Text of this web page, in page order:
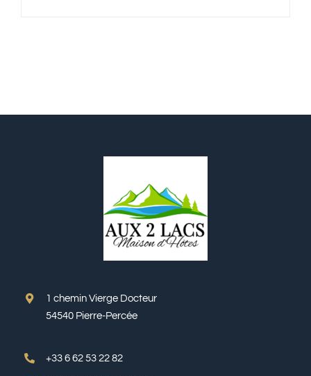
1 chemin Vierge Docteur
54540 Pierre-Percée
+33 6 62 53 22 82